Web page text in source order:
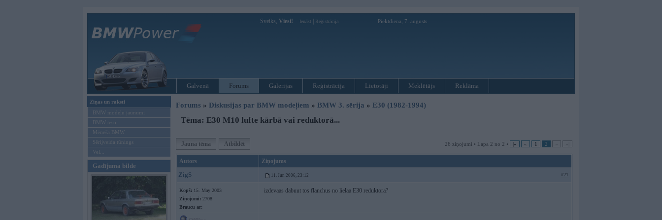
Sveiks, Viesi! Ienākt Reģistrācija Piektdiena, 7. augusts
Galvenā Forums Galerijas Reģistrācija Lietotāji Meklētājs Reklāma
Ziņas un raksti
BMW modeļu jaunumi
BMW testi
Mēneša BMW
Sērijveida tūnings
Vel...
Gadījuma bilde
Forums » Diskusijas par BMW modeļiem » BMW 3. sērija » E30 (1982-1994)
Tēma: E30 M10 lufte kārbā vai reduktorā...
Jauna tēma Atbildēt 26 ziņojumi • Lapa 2 no 2 • |« « 1 2
Autors Ziņojums
ZigS 11. Jun 2006, 23:12 #21
Kopš: 15. May 2003
Ziņojumi: 2708
Braucu ar:
izdevaas dabuut tos flanchus no lielaa E30 reduktora?